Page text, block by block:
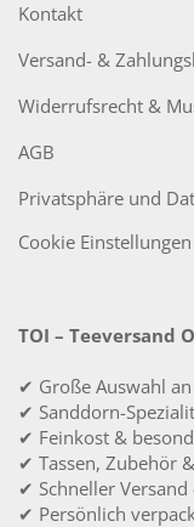
Kontakt
Versand- &
Widerrufsrecht &
AGB
Privatsphäre und
Cookie Einstellungen
TOI – Teeversand
✔ Große Auswahl
✔ Sanddorn-
✔ Feinkost &
✔ Tassen, Zubehör
✔ Schneller
✔ Persönlich